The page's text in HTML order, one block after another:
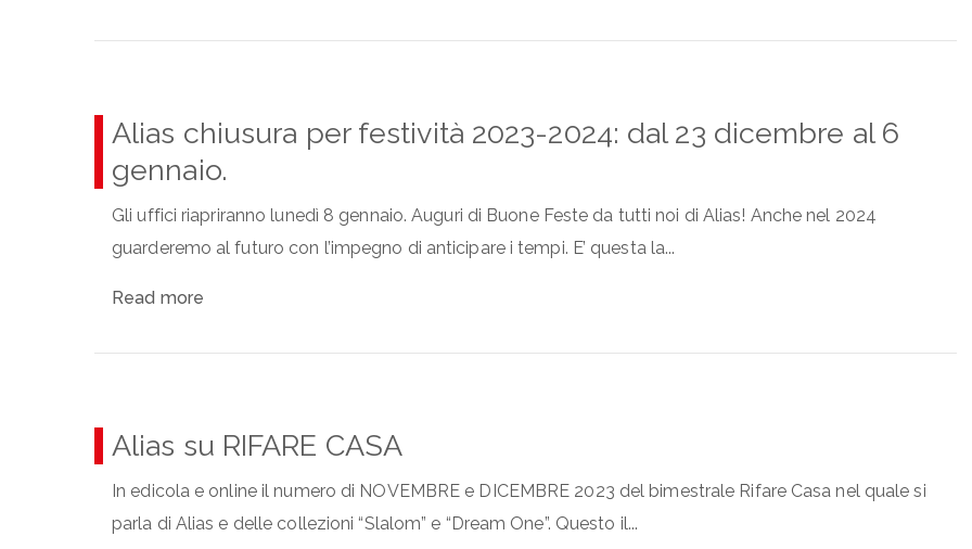
Alias chiusura per festività 2023-2024: dal 23 dicembre al 6
gennaio.
Gli uffici riapriranno lunedì 8 gennaio. Auguri di Buone Feste da tutti noi di Alias! Anche nel 2024
guarderemo al futuro con l’impegno di anticipare i tempi. E’ questa la...
Read more
Alias su RIFARE CASA
In edicola e online il numero di NOVEMBRE e DICEMBRE 2023 del bimestrale Rifare Casa nel quale si
parla di Alias e delle collezioni “Slalom” e “Dream One”. Questo il...